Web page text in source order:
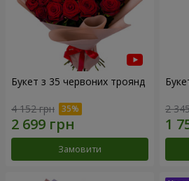
Букет з 35 червоних троянд
4 152 грн
Замовити
2